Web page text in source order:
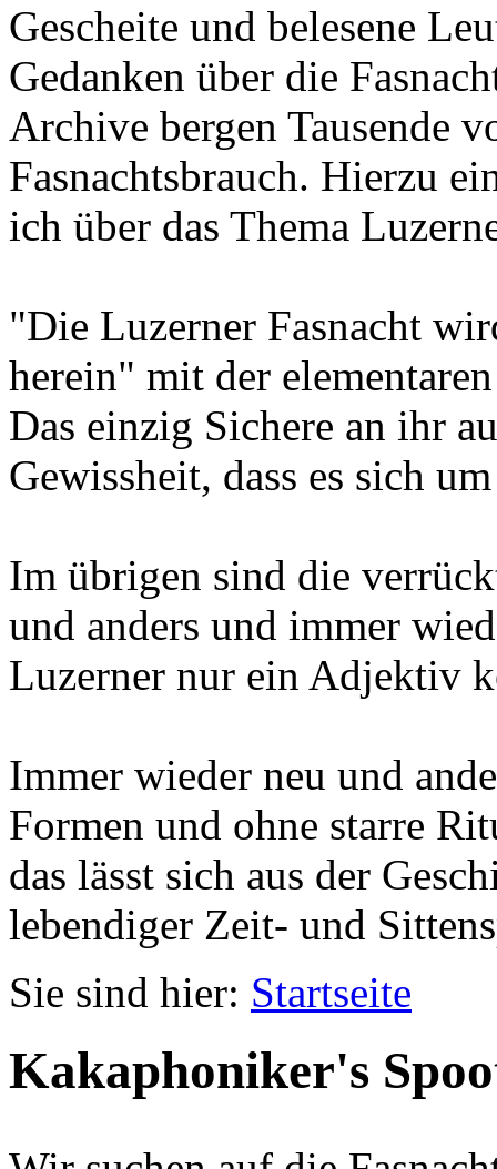
Gescheite und belesene
Gedanken über die
Archive bergen Tausende
Fasnachtsbrauch. Hierzu
ich über das Thema
"Die Luzerner Fasnacht
herein" mit der
Das einzig Sichere an ihr
Gewissheit, dass es sich
Im übrigen sind die
und anders und immer
Luzerner nur ein Adjektiv
Immer wieder neu und
Formen und ohne starre
das lässt sich aus der
lebendiger Zeit- und
Sie sind hier: Startseite
Kakaphoniker's